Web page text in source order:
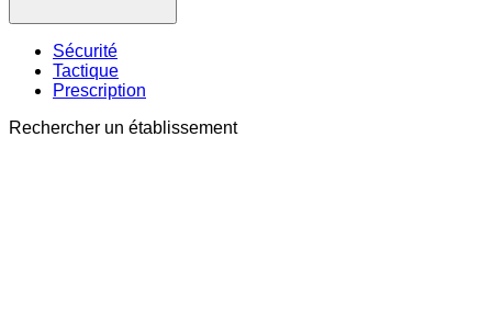
Sécurité
Tactique
Prescription
Rechercher un établissement